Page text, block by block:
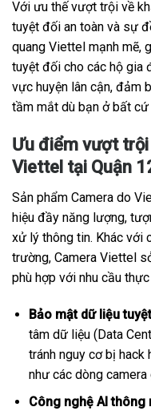
Với ưu thế vượt trội về
tuyệt đối an toàn và sự
quang Viettel mạnh mẽ,
tuyệt đối cho các hộ gia
vực huyện lân cận, đảm
tầm mắt dù bạn ở bất cứ
Ưu điểm vượt
Viettel tại Quận
Sản phẩm Camera do
hiệu đầy năng lượng,
xử lý thông tin. Khác với
trường, Camera Viettel
phù hợp với nhu cầu
Bảo mật dữ liệu
tâm dữ liệu (Data
tránh nguy cơ bị hack
như các dòng camera
Công nghệ AI thông